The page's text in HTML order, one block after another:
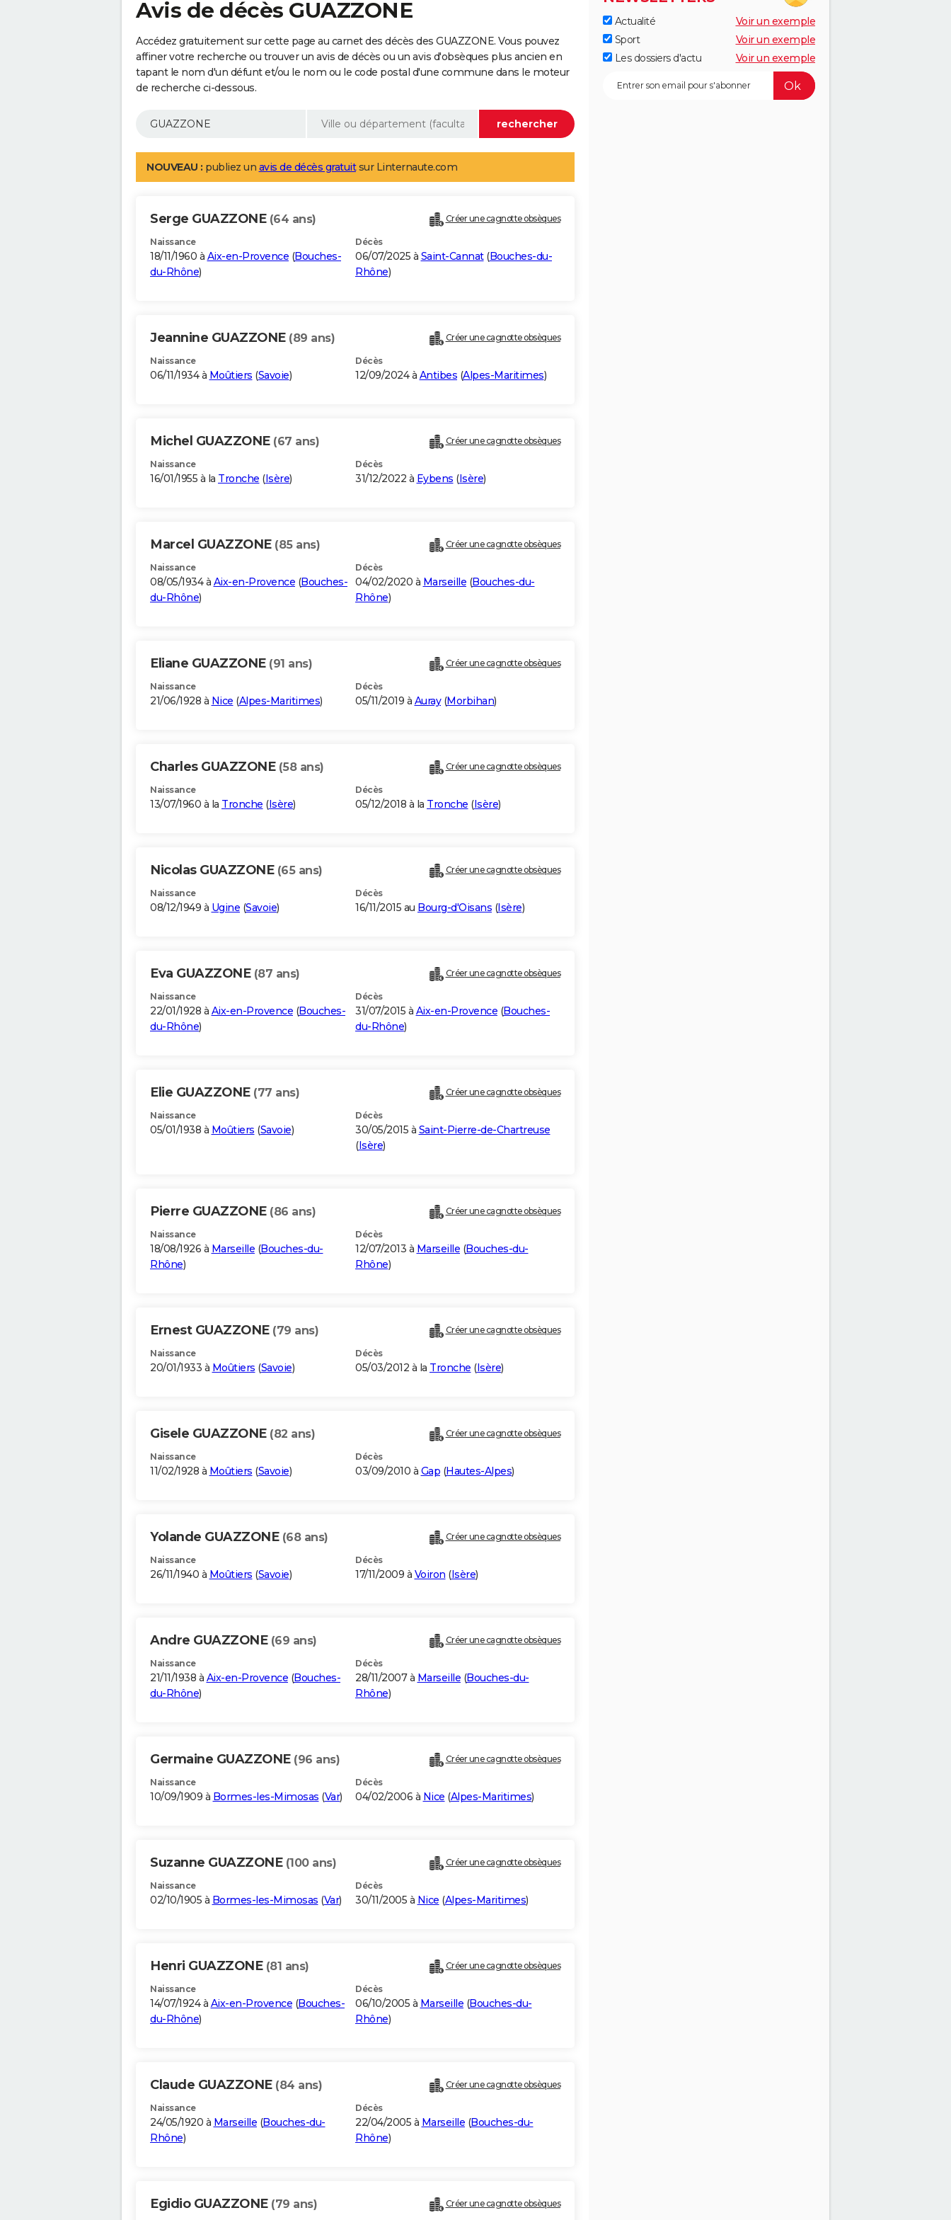
Avis de décès GUAZZONE
Accédez gratuitement sur cette page au carnet des décès des GUAZZONE. Vous pouvez
affiner votre recherche ou trouver un avis de décès ou un avis d'obsèques plus ancien en
tapant le nom d'un défunt et/ou le nom ou le code postal d'une commune dans le moteur
de recherche ci-dessous.
NOUVEAU : publiez un avis de décès gratuitsur Linternaute.com
Serge GUAZZONE (64 ans) Créer une cagnotte obsèques
Naissance
18/11/1960 à Aix-en-Provence (Bouches-
du-Rhône)
Décès
06/07/2025 à Saint-Cannat(Bouches-du-
Rhône)
Jeannine GUAZZONE (89 ans) Créer une cagnotte obsèques
Naissance
06/11/1934 à Moûtiers (Savoie)
Décès
12/09/2024 à Antibes (Alpes-Maritimes)
Michel GUAZZONE (67 ans) Créer une cagnotte obsèques
Naissance
16/01/1955 à la Tronche (Isère)
Décès
31/12/2022 à Eybens (Isère)
Marcel GUAZZONE (85 ans) Créer une cagnotte obsèques
Naissance
08/05/1934 à Aix-en-Provence (Bouches-
du-Rhône)
Décès
04/02/2020 à Marseille (Bouches-du-
Rhône)
Eliane GUAZZONE (91 ans) Créer une cagnotte obsèques
Naissance
21/06/1928 à Nice (Alpes-Maritimes)
Décès
05/11/2019 à Auray(Morbihan)
Charles GUAZZONE (58 ans) Créer une cagnotte obsèques
Naissance
13/07/1960 à la Tronche (Isère)
Décès
05/12/2018 à la Tronche (Isère)
Nicolas GUAZZONE (65 ans) Créer une cagnotte obsèques
Naissance
08/12/1949 à Ugine (Savoie)
Décès
16/11/2015 au Bourg-d'Oisans (Isère)
Eva GUAZZONE (87 ans) Créer une cagnotte obsèques
Naissance
22/01/1928 à Aix-en-Provence (Bouches-
du-Rhône)
Décès
31/07/2015 à Aix-en-Provence (Bouches-
du-Rhône)
Elie GUAZZONE (77 ans) Créer une cagnotte obsèques
Naissance
05/01/1938 à Moûtiers (Savoie)
Décès
30/05/2015 à Saint-Pierre-de-Chartreuse
(Isère)
Pierre GUAZZONE (86 ans) Créer une cagnotte obsèques
Naissance
18/08/1926 à Marseille (Bouches-du-
Rhône)
Décès
12/07/2013 à Marseille (Bouches-du-
Rhône)
Ernest GUAZZONE (79 ans) Créer une cagnotte obsèques
Naissance
20/01/1933 à Moûtiers (Savoie)
Décès
05/03/2012 à la Tronche (Isère)
Gisele GUAZZONE (82 ans) Créer une cagnotte obsèques
Naissance
11/02/1928 à Moûtiers (Savoie)
Décès
03/09/2010 à Gap (Hautes-Alpes)
Yolande GUAZZONE (68 ans) Créer une cagnotte obsèques
Naissance
26/11/1940 à Moûtiers (Savoie)
Décès
17/11/2009 à Voiron (Isère)
Andre GUAZZONE (69 ans) Créer une cagnotte obsèques
Naissance
21/11/1938 à Aix-en-Provence (Bouches-
du-Rhône)
Décès
28/11/2007 à Marseille (Bouches-du-
Rhône)
Germaine GUAZZONE (96 ans) Créer une cagnotte obsèques
Naissance
10/09/1909 à Bormes-les-Mimosas (Var)
Décès
04/02/2006 à Nice (Alpes-Maritimes)
Suzanne GUAZZONE (100 ans) Créer une cagnotte obsèques
Naissance
02/10/1905 à Bormes-les-Mimosas (Var)
Décès
30/11/2005 à Nice (Alpes-Maritimes)
Henri GUAZZONE (81 ans) Créer une cagnotte obsèques
Naissance
14/07/1924 à Aix-en-Provence (Bouches-
du-Rhône)
Décès
06/10/2005 à Marseille (Bouches-du-
Rhône)
Claude GUAZZONE (84 ans) Créer une cagnotte obsèques
Naissance
24/05/1920 à Marseille (Bouches-du-
Rhône)
Décès
22/04/2005 à Marseille (Bouches-du-
Rhône)
Egidio GUAZZONE (79 ans) Créer une cagnotte obsèques
Actualité
Voir un exemple
Sport
Voir un exemple
Les dossiers d'actu
Voir un exemple